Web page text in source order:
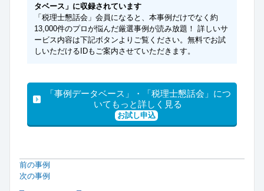
タベース」に収録されています
「税理士懇話会」会員になると、本事例だけでなく約
13,000件のプロが悩んだ厳選事例が読み放題！ 詳しいサ
ービス内容は下記ボタンよりご覧ください。無料でお試
しいただけるIDもご案内させていただきます。
「事例データベース」・「税理士懇話会」につ
いてもっと詳しく見る
お試し申込
前の事例
次の事例